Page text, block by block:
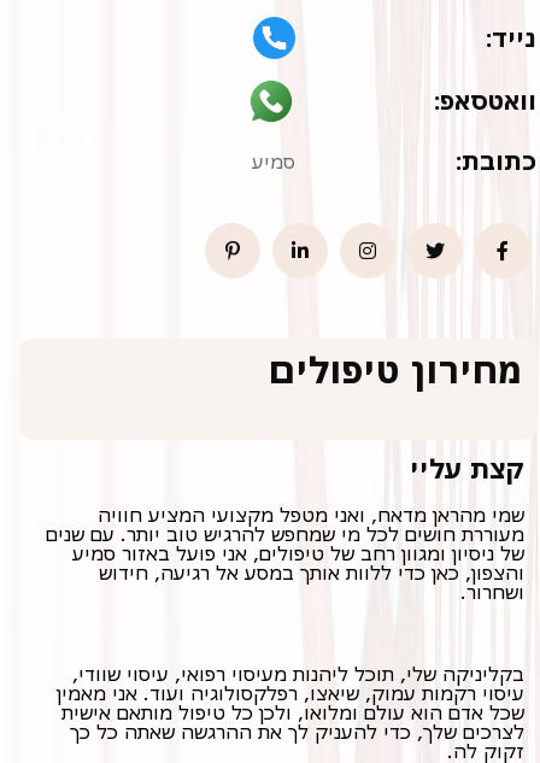
נייד:
וואטסאפ:
כתובת: סמיע
מחירון טיפולים
טיפולים
קצת עליי
שמי מהראן מדאח, ואני מטפל מקצועי המציע חוויה
מעוררת חושים לכל מי שמחפש להרגיש טוב יותר. עם שנים
של ניסיון ומגוון רחב של טיפולים, אני פועל באזור סמיע
והצפון, כאן כדי ללוות אותך במסע אל רגיעה, חידוש
ושחרור.
בקליניקה שלי, תוכל ליהנות מעיסוי רפואי, עיסוי שוודי,
עיסוי רקמות עמוק, שיאצו, רפלקסולוגיה ועוד. אני מאמין
שכל אדם הוא עולם ומלואו, ולכן כל טיפול מותאם אישית
לצרכים שלך, כדי להעניק לך את ההרגשה שאתה כל כך
זקוק לה.